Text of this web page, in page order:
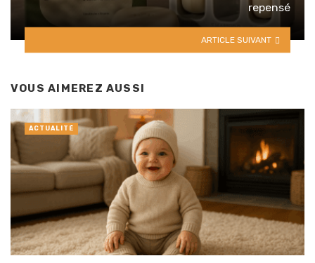
repensé
ARTICLE SUIVANT
VOUS AIMEREZ AUSSI
ACTUALITÉ